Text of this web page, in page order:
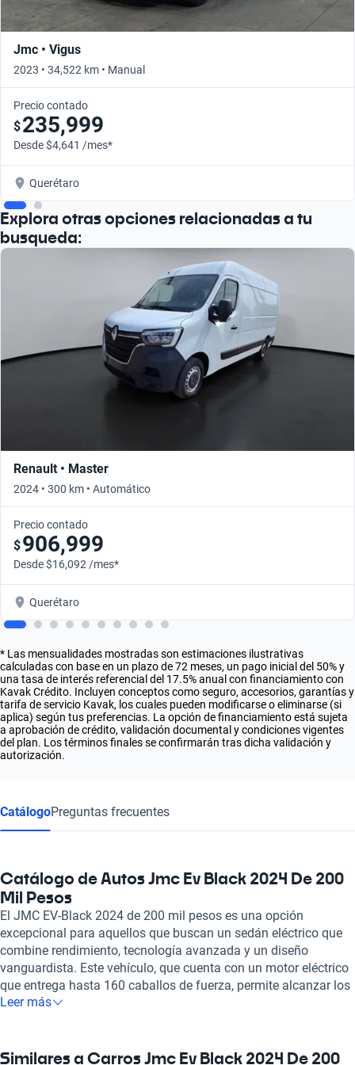
Jmc • Vigus
2023 • 34,522 km • Manual
Precio contado
$235,999
Desde $4,641 /mes*
Querétaro
Explora otras opciones relacionadas a tu
busqueda:
Renault • Master
2024 • 300 km • Automático
Precio contado
$906,999
Desde $16,092 /mes*
Querétaro
* Las mensualidades mostradas son estimaciones ilustrativas
calculadas con base en un plazo de 72 meses, un pago inicial del 50% y
una tasa de interés referencial del 17.5% anual con financiamiento con
Kavak Crédito. Incluyen conceptos como seguro, accesorios, garantías y
tarifa de servicio Kavak, los cuales pueden modificarse o eliminarse (si
aplica) según tus preferencias. La opción de financiamiento está sujeta
a aprobación de crédito, validación documental y condiciones vigentes
del plan. Los términos finales se confirmarán tras dicha validación y
autorización.
CatálogoPreguntas frecuentes
Catálogo de Autos Jmc Ev Black 2024 De 200
Mil Pesos
El JMC EV-Black 2024 de 200 mil pesos es una opción
excepcional para aquellos que buscan un sedán eléctrico que
combine rendimiento, tecnología avanzada y un diseño
vanguardista. Este vehículo, que cuenta con un motor eléctrico
que entrega hasta 160 caballos de fuerza, permite alcanzar los
100 km/h en apenas 10 segundos, ofreciendo una experiencia
perfecta de eficiencia y potencia. Sus características de
Leer más
Similares a Carros Jmc Ev Black 2024 De 200